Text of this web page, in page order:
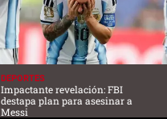
DEPORTES
Impactante revelación: FBI
destapa plan para asesinar a
Messi